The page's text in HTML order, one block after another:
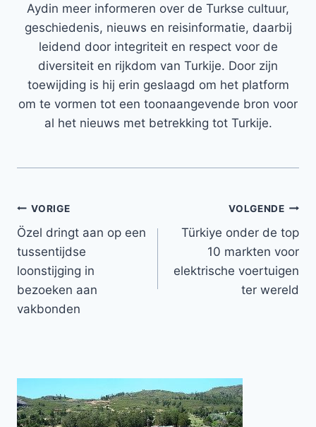
Aydin meer informeren over de Turkse cultuur,
geschiedenis, nieuws en reisinformatie, daarbij
leidend door integriteit en respect voor de
diversiteit en rijkdom van Turkije. Door zijn
toewijding is hij erin geslaagd om het platform
om te vormen tot een toonaangevende bron voor
al het nieuws met betrekking tot Turkije.
Bericht
navigatie
VORIGE
Özel dringt aan op een
tussentijdse
loonstijging in
bezoeken aan
vakbonden
VOLGENDE
Türkiye onder de top
10 markten voor
elektrische voertuigen
ter wereld